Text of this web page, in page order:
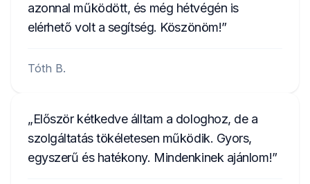
azonnal működött, és még hétvégén is
elérhető volt a segítség. Köszönöm!
Tóth B.
Először kétkedve álltam a dologhoz, de a
szolgáltatás tökéletesen működik. Gyors,
egyszerű és hatékony. Mindenkinek ajánlom!